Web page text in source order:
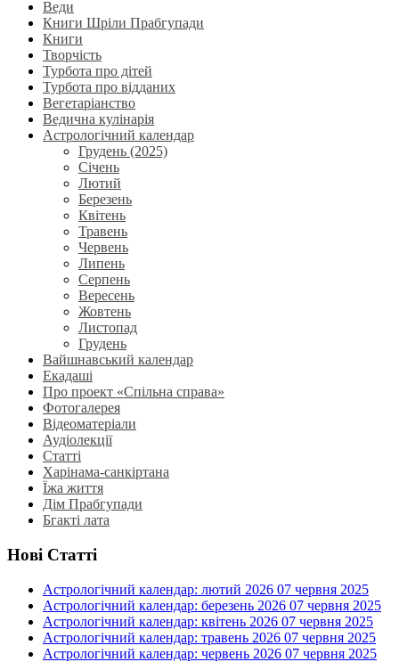
Веди
Книги Шріли Прабгупади
Книги
Творчість
Турбота про дітей
Турбота про відданих
Вегетаріанство
Ведична кулінарія
Астрологічний календар
Грудень (2025)
Січень
Лютий
Березень
Квітень
Травень
Червень
Липень
Серпень
Вересень
Жовтень
Листопад
Грудень
Вайшнавський календар
Екадаші
Про проект «Спільна справа»
Фотогалерея
Відеоматеріали
Аудіолекції
Статті
Харінама-санкіртана
Їжа життя
Дім Прабгупади
Бгакті лата
Нові Статті
Астрологічний календар: лютий 2026 07 червня 2025
Астрологічний календар: березень 2026 07 червня 2025
Астрологічний календар: квітень 2026 07 червня 2025
Астрологічний календар: травень 2026 07 червня 2025
Астрологічний календар: червень 2026 07 червня 2025